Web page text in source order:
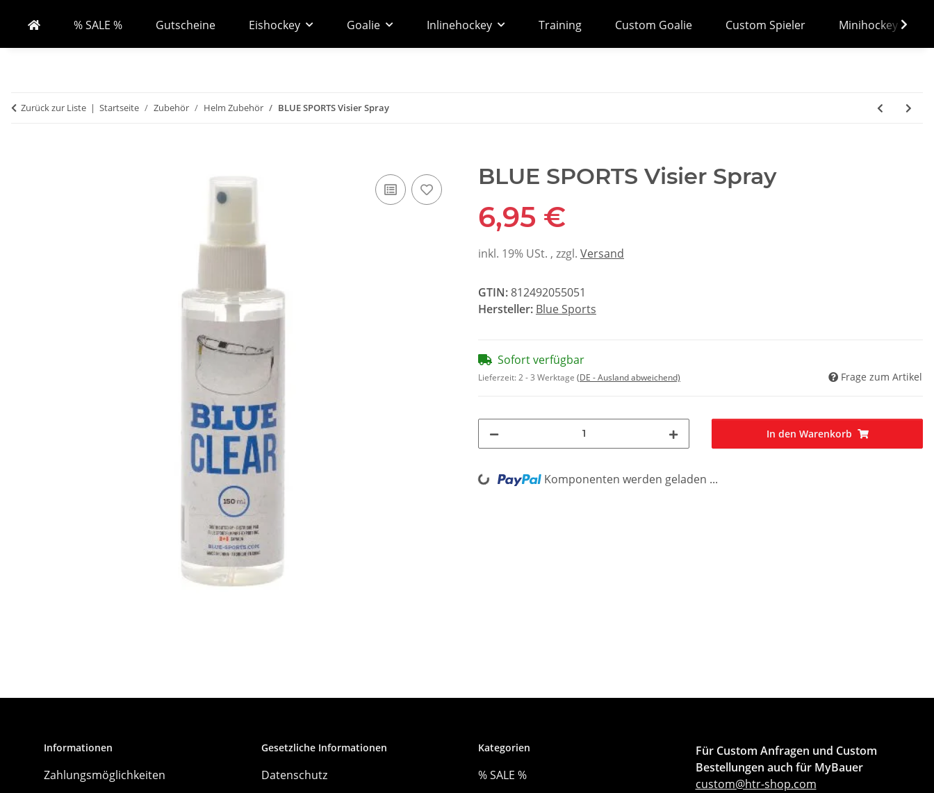
% SALE % Gutscheine Eishockey Goalie Inlinehockey Training Custom Goalie Custom Spieler Minihockey
Zurück zur Liste Startseite Zubehör Helm Zubehör BLUE SPORTS Visier Spray
BLUE SPORTS Visier Spray
6,95 €
inkl. 19% USt. , zzgl. Versand
GTIN:812492055051
Hersteller: Blue Sports
Sofort verfügbar
Lieferzeit:2 - 3 Werktage (DE - Ausland abweichend) Frage zum Artikel
In den Warenkorb
Loading... Komponenten werden geladen ...
Informationen
Zahlungsmöglichkeiten
Gesetzliche Informationen
Datenschutz
Kategorien
% SALE %
Für Custom Anfragen und Custom
Bestellungen auch für MyBauer
custom@htr-shop.com